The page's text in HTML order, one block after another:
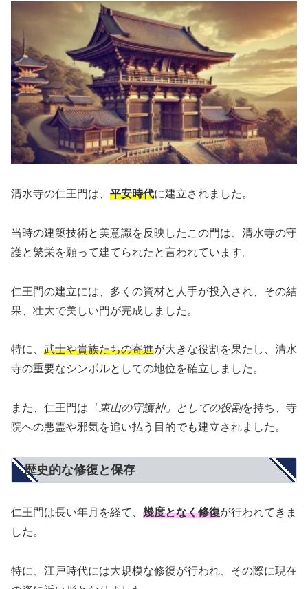
清水寺の仁王門は、 平安時代に建立されました。
当時の建築技術と美意識を反映したこの門は、清水寺の守
護と繁栄を願って建てられたと言われています。
仁王門の建立には、多くの資材と人手が投入され、その結
果、壮大で美しい門が完成しました。
特に、 武士や貴族たちの寄進が大きな役割を果たし、清水
寺の重要なシンボルとしての地位を確立しました。
また、仁王門は 「東山の守護神」としての役割を持ち、寺
院への悪霊や邪気を追い払う目的でも建立されました。
歴史的な修復と保存
仁王門は長い年月を経て、 幾度となく修復が行われてきま
した。
特に、江戸時代には大規模な修復が行われ、その際に現在